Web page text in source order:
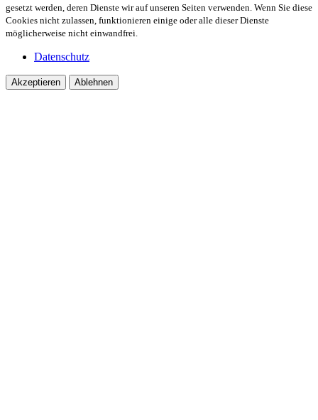
gesetzt werden, deren Dienste wir auf unseren Seiten verwenden. Wenn Sie diese
Cookies nicht zulassen, funktionieren einige oder alle dieser Dienste
möglicherweise nicht einwandfrei.
Datenschutz
Akzeptieren Ablehnen